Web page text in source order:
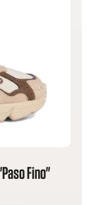
Fino"